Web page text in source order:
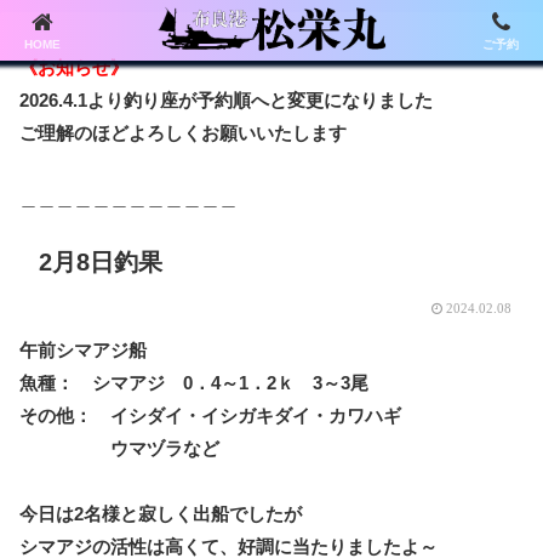
《お知らせ》
2026.4.1より釣り座が予約順へと変更になりました
ご理解のほどよろしくお願いいたします
2月8日釣果
2024.02.08
午前シマアジ船
魚種： シマアジ 0．4～1．2ｋ 3～3尾
その他： イシダイ・イシガキダイ・カワハギ
ウマヅラなど
今日は2名様と寂しく出船でしたが
シマアジの活性は高くて、好調に当たりましたよ～
HOME ご予約